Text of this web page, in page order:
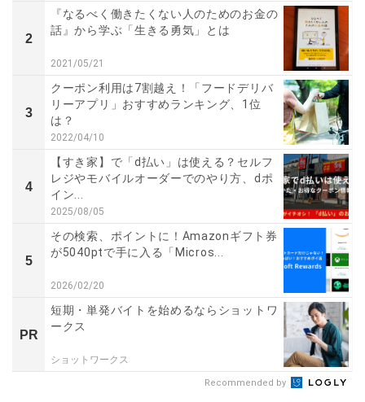
2
『なるべく働きたくない人のためのお金の
話』から学ぶ「生きる勇気」とは
2021/05/21
3
クーポン利用は7割越え！「フードデリバ
リーアプリ」おすすめランキング、1位
は？
2022/04/10
4
【すき家】で「d払い」は使える？セルフ
レジやモバイルオーダーでのやり方、dポ
イン...
2025/08/05
5
その検索、ポイントに！Amazonギフト券
が5040ptで手に入る「Micros...
2026/02/20
PR
短期・単発バイトを始めるならショットワ
ークス
ショットワークス
Recommended by